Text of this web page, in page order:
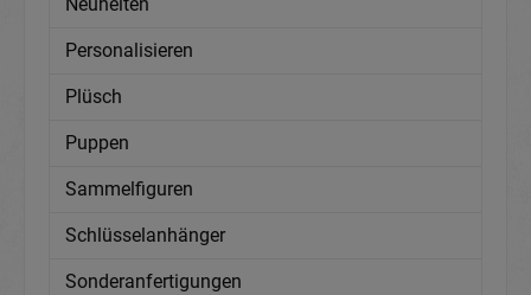
Personalisieren
Plüsch
Puppen
Sammelfiguren
Schlüsselanhänger
Sonderanfertigungen